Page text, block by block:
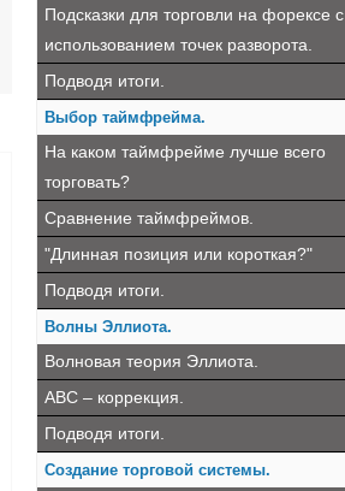
Подсказки для торговли на форексе с
использованием точек разворота.
Подводя итоги.
Выбор таймфрейма.
На каком таймфрейме лучше всего
торговать?
Сравнение таймфреймов.
"Длинная позиция или короткая?"
Подводя итоги.
Волны Эллиота.
Волновая теория Эллиота.
ABC – коррекция.
Подводя итоги.
Создание торговой системы.